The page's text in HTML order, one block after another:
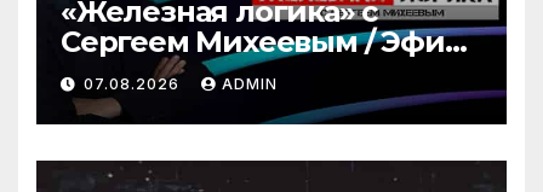
«Железная логика» с
Сергеем Михеевым / Эфир
07.08.2026
07.08.2026 ADMIN